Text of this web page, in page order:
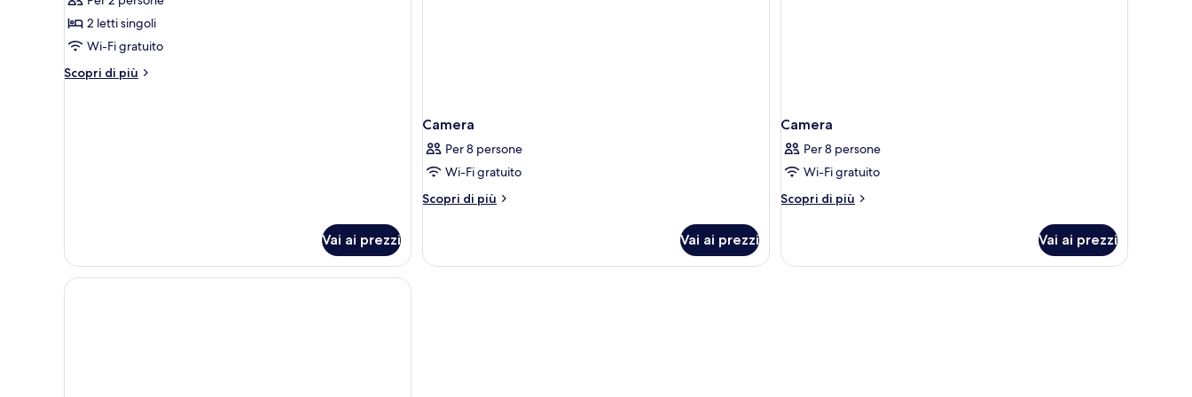
House
Room
2 letti singoli
Wi-Fi gratuito
Scopri di più
Altri
Vai ai prezzi
Camera
Per 8 persone
Wi-Fi gratuito
Scopri di più
Altri
Vai ai prezzi
Camera
Per 8 persone
Wi-Fi gratuito
Scopri di più
Altri
Vai ai prezzi